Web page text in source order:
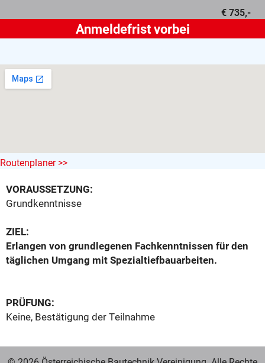
VORAUSSETZUNG:
Grundkenntnisse
ZIEL:
Erlangen von grundlegenen Fachkenntnissen für den
täglichen Umgang mit Spezialtiefbauarbeiten.
PRÜFUNG:
Keine, Bestätigung der Teilnahme
€ 735,-
Routenplaner >>